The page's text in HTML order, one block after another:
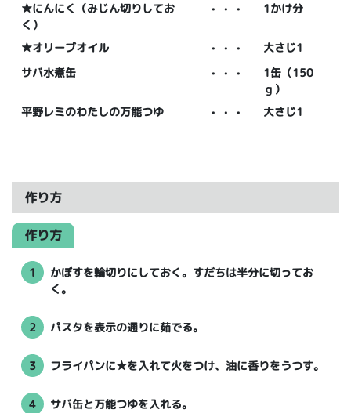
★にんにく（みじん切りしてお
く）
・・・ 1かけ分
★オリーブオイル ・・・
大さじ1
サバ水煮缶
・・・
1缶（150
ｇ）
平野レミのわたしの万能つゆ
・・・ 大さじ1
作り方
作り方
1
かぼすを輪切りにしておく。すだちは半分に切ってお
く。
2 パスタを表示の通りに茹でる。
3 フライパンに★を入れて火をつけ、油に香りをうつす。
4 サバ缶と万能つゆを入れる。